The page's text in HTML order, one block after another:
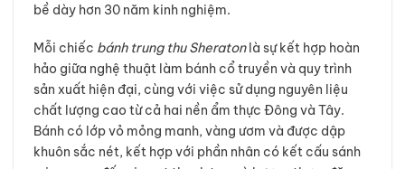
bề dày hơn 30 năm kinh nghiệm.
Mỗi chiếc bánh trung thu Sheratonlà sự kết hợp hoàn
hảo giữa nghệ thuật làm bánh cổ truyền và quy trình
sản xuất hiện đại, cùng với việc sử dụng nguyên liệu
chất lượng cao từ cả hai nền ẩm thực Đông và Tây.
Bánh có lớp vỏ mỏng manh, vàng ươm và được dập
khuôn sắc nét, kết hợp với phần nhân có kết cấu sánh